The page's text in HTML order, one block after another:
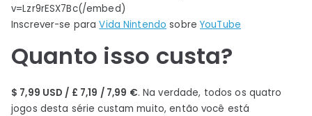
v=Lzr9rESX7Bc(/embed)
Inscrever-se paraVida Nintendo sobreYouTube
Quanto isso custa?
$ 7,99 USD / £ 7,19 / 7,99 €. Na verdade, todos os quatro
jogos desta série custam muito, então você está